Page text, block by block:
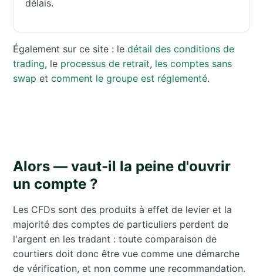
délais.
Également sur ce site : le détail des conditions de
trading, le processus de retrait, les comptes sans
swap et comment le groupe est réglementé.
Alors — vaut-il la peine d'ouvrir
un compte ?
Les CFDs sont des produits à effet de levier et la
majorité des comptes de particuliers perdent de
l'argent en les tradant : toute comparaison de
courtiers doit donc être vue comme une démarche
de vérification, et non comme une recommandation.